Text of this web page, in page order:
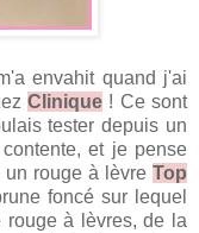
envahit quand j'ai
Clinique ! Ce sont
tester depuis un
et je pense
rouge à lèvre Top
foncé sur lequel
à lèvres, de la